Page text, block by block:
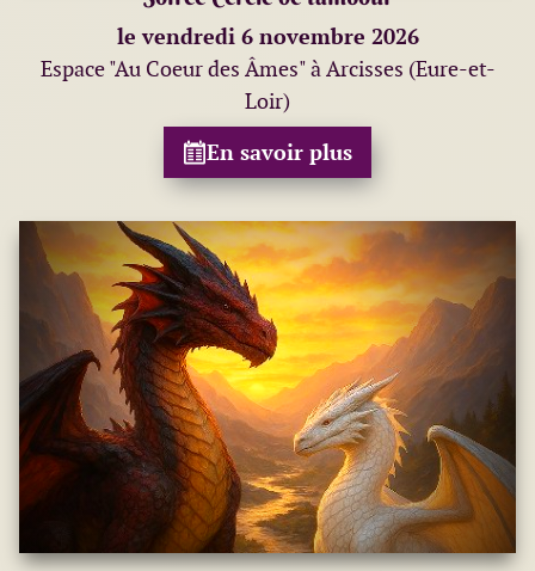
le vendredi 6 novembre 2026
Espace "Au Coeur des Âmes" à Arcisses (Eure-et-
Loir)
En savoir plus